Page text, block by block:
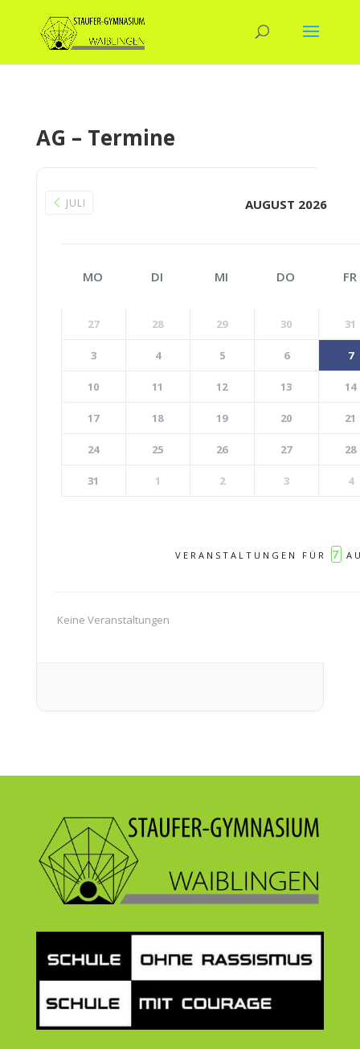
AG – Termine
JULI AUGUST 2026
MO DI MI DO FR
27 28 29 30 31
3 4 5 6 7
10 11 12 13 14
17 18 19 20 21
24 25 26 27 28
31 1 2 3 4
VERANSTALTUNGEN FÜR 7
Keine Veranstaltungen